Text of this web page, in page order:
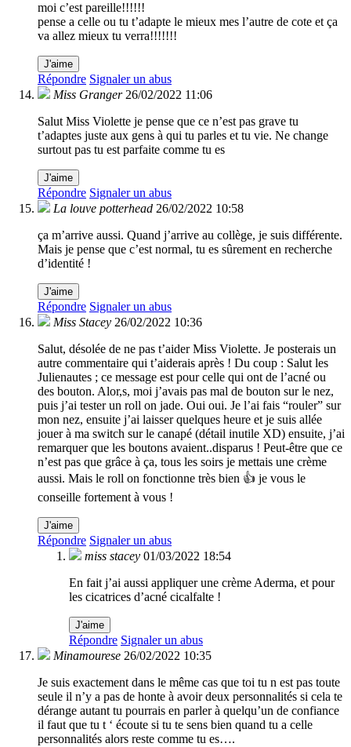
moi c’est pareille!!!!!!
pense a celle ou tu t’adapte le mieux mes l’autre de cote et ça
va allez mieux tu verra!!!!!!!
J'aime
Répondre Signaler un abus
Miss Granger 26/02/2022 11:06
Salut Miss Violette je pense que ce n’est pas grave tu
t’adaptes juste aux gens à qui tu parles et tu vie. Ne change
surtout pas tu est parfaite comme tu es
J'aime
Répondre Signaler un abus
La louve potterhead 26/02/2022 10:58
ça m’arrive aussi. Quand j’arrive au collège, je suis différente.
Mais je pense que c’est normal, tu es sûrement en recherche
d’identité !
J'aime
Répondre Signaler un abus
Miss Stacey 26/02/2022 10:36
Salut, désolée de ne pas t’aider Miss Violette. Je posterais un
autre commentaire qui t’aiderais après ! Du coup : Salut les
Julienautes ; ce message est pour celle qui ont de l’acné ou
des bouton. Alor,s, moi j’avais pas mal de bouton sur le nez,
puis j’ai tester un roll on jade. Oui oui. Je l’ai fais “rouler” sur
mon nez, ensuite j’ai laisser quelques heure et je suis allée
jouer à ma switch sur le canapé (détail inutile XD) ensuite, j’ai
remarquer que les boutons avaient..disparus ! Peut-être que ce
n’est pas que grâce à ça, tous les soirs je mettais une crème
aussi. Mais le roll on fonctionne très bien 👍 je vous le
conseille fortement à vous !
J'aime
Répondre Signaler un abus
miss stacey 01/03/2022 18:54
En fait j’ai aussi appliquer une crème Aderma, et pour
les cicatrices d’acné cicalfalte !
J'aime
Répondre Signaler un abus
Minamourese 26/02/2022 10:35
Je suis exactement dans le même cas que toi tu n est pas toute
seule il n’y a pas de honte à avoir deux personnalités si cela te
dérange autant tu pourrais en parler à quelqu’un de confiance
il faut que tu t ‘ écoute si tu te sens bien quand tu a celle
personnalités alors reste comme tu es….